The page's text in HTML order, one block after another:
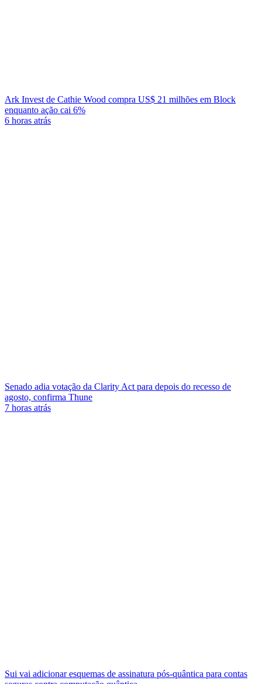
Ark Invest de Cathie Wood compra US$ 21 milhões em Block
enquanto ação cai 6%
6 horas atrás
Senado adia votação da Clarity Act para depois do recesso de
agosto, confirma Thune
7 horas atrás
Sui vai adicionar esquemas de assinatura pós-quântica para contas